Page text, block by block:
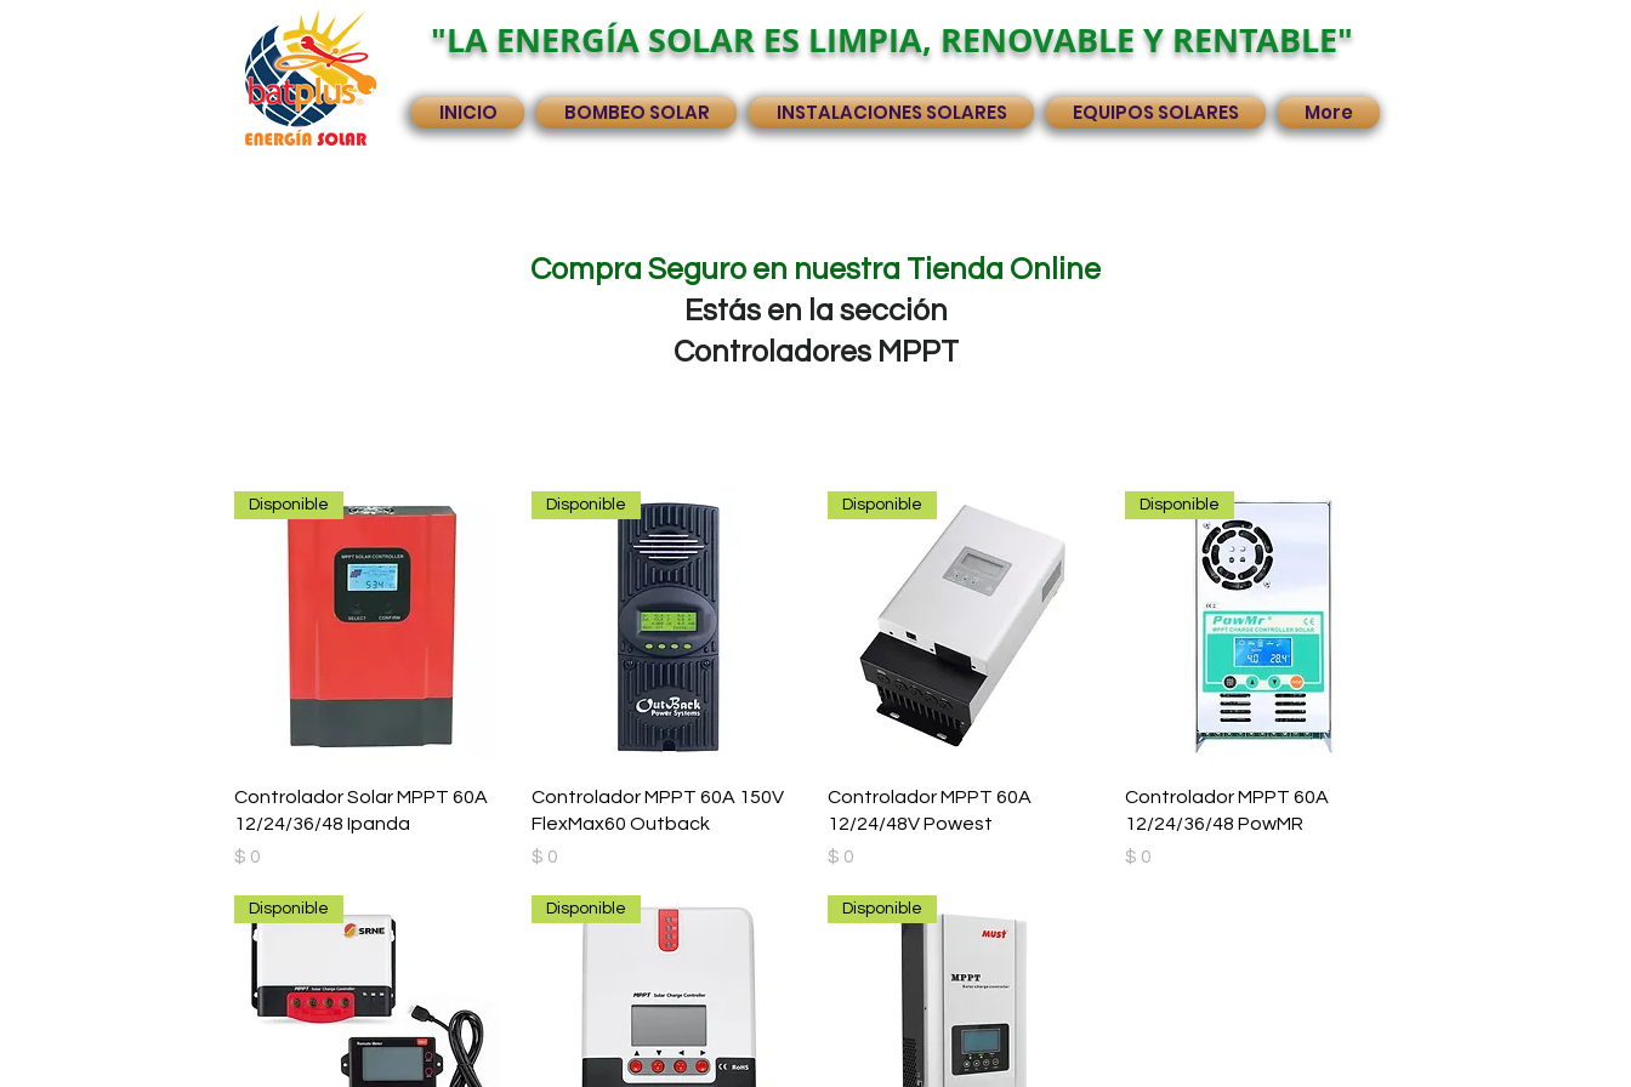
"LA ENERGÍA SOLAR ES LIMPIA, RENOVABLE Y RENTABLE"
INICIO BOMBEO SOLAR INSTALACIONES SOLARES EQUIPOS SOLARES More
Compra Seguro en nuestra Tienda Online
Estás en la sección
Controladores MPPT
Disponible
Controlador Solar MPPT 60A
12/24/36/48 Ipanda
Precio
$ 0
Disponible
Controlador MPPT 60A 150V
FlexMax60 Outback
Precio
$ 0
Disponible
Controlador MPPT 60A
12/24/48V Powest
Precio
$ 0
Disponible
Controlador MPPT 60A
12/24/36/48 PowMR
Precio
$ 0
Disponible Disponible Disponible